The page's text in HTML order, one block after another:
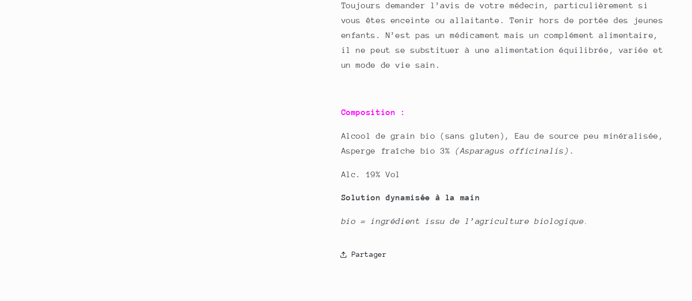
Toujours demander l’avis de votre médecin, particulièrement si
vous êtes enceinte ou allaitante. Tenir hors de portée des jeunes
enfants. N’est pas un médicament mais un complément alimentaire,
il ne peut se substituer à une alimentation équilibrée, variée et
un mode de vie sain.
Composition :
Alcool de grain bio (sans gluten), Eau de source peu minéralisée,
Asperge fraîche bio 3% (Asparagus officinalis) .
Alc. 19% Vol
Solution dynamisée à la main
bio = ingrédient issu de l’agriculture biologique.
Partager